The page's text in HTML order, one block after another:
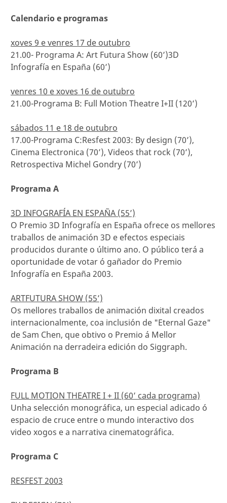
Calendario e programas
xoves 9 e venres 17 de outubro
21.00- Programa A: Art Futura Show (60’)3D
Infografía en España (60’)
venres 10 e xoves 16 de outubro
21.00-Programa B: Full Motion Theatre I+II (120’)
sábados 11 e 18 de outubro
17.00-Programa C:Resfest 2003: By design (70’),
Cinema Electronica (70’), Videos that rock (70’),
Retrospectiva Michel Gondry (70’)
Programa A
3D INFOGRAFÍA EN ESPAÑA (55’)
O Premio 3D Infografía en España ofrece os mellores
traballos de animación 3D e efectos especiais
producidos durante o último ano. O público terá a
oportunidade de votar ó gañador do Premio
Infografía en España 2003.
ARTFUTURA SHOW (55’)
Os mellores traballos de animación dixital creados
internacionalmente, coa inclusión de "Eternal Gaze"
de Sam Chen, que obtivo o Premio á Mellor
Animación na derradeira edición do Siggraph.
Programa B
FULL MOTION THEATRE I + II (60’ cada programa)
Unha selección monográfica, un especial adicado ó
espacio de cruce entre o mundo interactivo dos
video xogos e a narrativa cinematográfica.
Programa C
RESFEST 2003